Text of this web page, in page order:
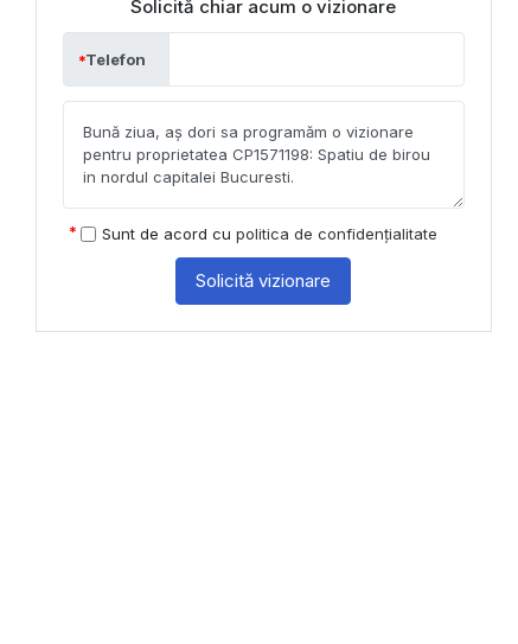
Solicită chiar acum o vizionare
Telefon
Sunt de acord cu politica de confidențialitate
Solicită vizionare